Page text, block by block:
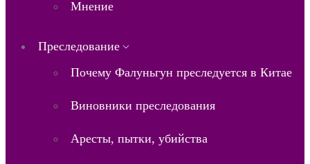
Мнение
Преследование
Почему Фалуньгун преследуется в Китае
Виновники преследования
Аресты, пытки, убийства